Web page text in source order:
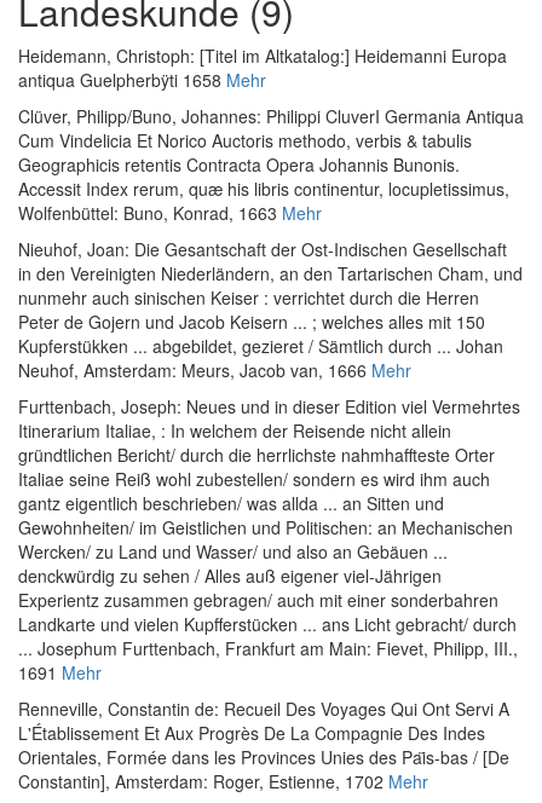
Landeskunde (9)
Heidemann, Christoph: [Titel im Altkatalog:] Heidemanni Europa
antiqua Guelpherbÿti 1658 Mehr
Clüver, Philipp/Buno, Johannes: Philippi CluverI Germania Antiqua
Cum Vindelicia Et Norico Auctoris methodo, verbis & tabulis
Geographicis retentis Contracta Opera Johannis Bunonis.
Accessit Index rerum, quæ his libris continentur, locupletissimus,
Wolfenbüttel: Buno, Konrad, 1663 Mehr
Nieuhof, Joan: Die Gesantschaft der Ost-Indischen Gesellschaft
in den Vereinigten Niederländern, an den Tartarischen Cham, und
nunmehr auch sinischen Keiser : verrichtet durch die Herren
Peter de Gojern und Jacob Keisern ... ; welches alles mit 150
Kupferstükken ... abgebildet, gezieret / Sämtlich durch ... Johan
Neuhof, Amsterdam: Meurs, Jacob van, 1666 Mehr
Furttenbach, Joseph: Neues und in dieser Edition viel Vermehrtes
Itinerarium Italiae, : In welchem der Reisende nicht allein
gründtlichen Bericht/ durch die herrlichste nahmhaffteste Orter
Italiae seine Reiß wohl zubestellen/ sondern es wird ihm auch
gantz eigentlich beschrieben/ was allda ... an Sitten und
Gewohnheiten/ im Geistlichen und Politischen: an Mechanischen
Wercken/ zu Land und Wasser/ und also an Gebäuen ...
denckwürdig zu sehen / Alles auß eigener viel-Jährigen
Experientz zusammen gebragen/ auch mit einer sonderbahren
Landkarte und vielen Kupfferstücken ... ans Licht gebracht/ durch
... Josephum Furttenbach, Frankfurt am Main: Fievet, Philipp, III.,
1691 Mehr
Renneville, Constantin de: Recueil Des Voyages Qui Ont Servi A
L'Établissement Et Aux Progrès De La Compagnie Des Indes
Orientales, Formée dans les Provinces Unies des Pai͏̈s-bas / [De
Constantin], Amsterdam: Roger, Estienne, 1702 Mehr